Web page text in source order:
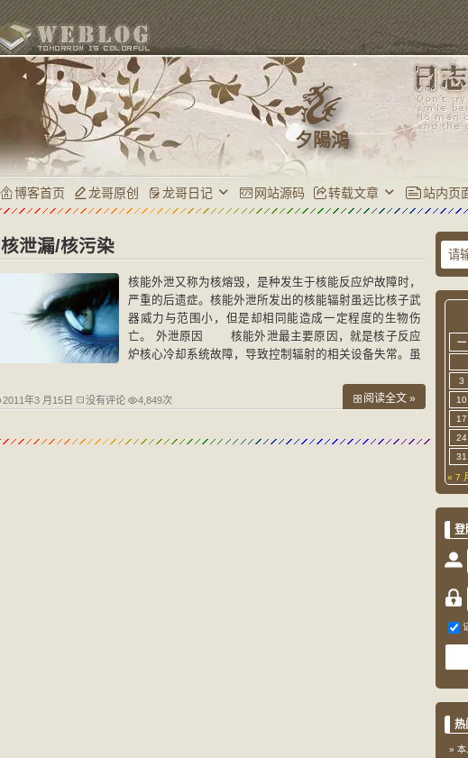
夕陽鴻
博客首页 龙哥原创 龙哥日记 网站源码 转载文章 站内页
核泄漏/核污染
核能外泄又称为核熔毁，是种发生于核能反应炉故障时，
严重的后遗症。核能外泄所发出的核能辐射虽远比核子武
器威力与范围小，但是却相同能造成一定程度的生物伤
亡。 外泄原因 核能外泄最主要原因，就是核子反应
炉核心冷却系统故障，导致控制辐射的相关设备失常。虽
2011年3 月15日 没有评论 4,849次 阅读全文 »
一
3
10
17
24
31
« 7
登
热
本